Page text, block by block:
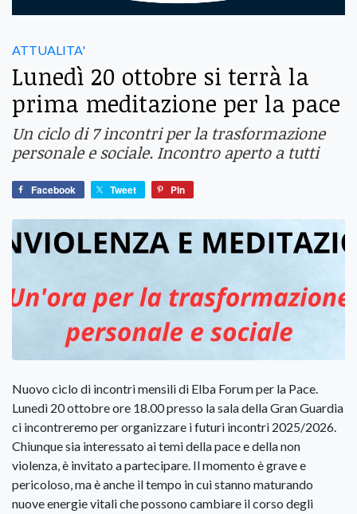
ATTUALITA'
Lunedì 20 ottobre si terrà la
prima meditazione per la pace
Un ciclo di 7 incontri per la trasformazione
personale e sociale. Incontro aperto a tutti
Facebook Tweet Pin
Nuovo ciclo di incontri mensili di Elba Forum per la Pace.
Lunedì 20 ottobre ore 18.00 presso la sala della Gran Guardia
ci incontreremo per organizzare i futuri incontri 2025/2026.
Chiunque sia interessato ai temi della pace e della non
violenza, è invitato a partecipare. Il momento è grave e
pericoloso, ma è anche il tempo in cui stanno maturando
nuove energie vitali che possono cambiare il corso degli